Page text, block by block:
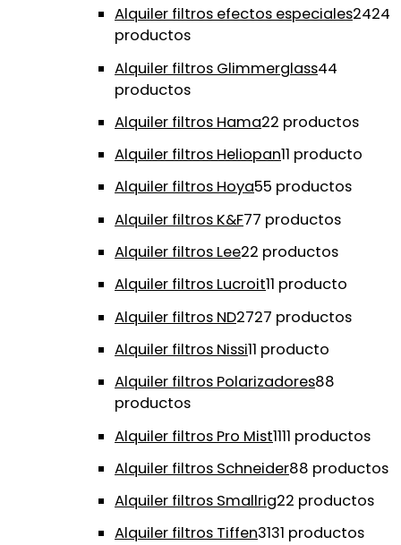
Alquiler filtros efectos especiales2424
productos
Alquiler filtros Glimmerglass44
productos
Alquiler filtros Hama22 productos
Alquiler filtros Heliopan11 producto
Alquiler filtros Hoya55 productos
Alquiler filtros K&F77 productos
Alquiler filtros Lee22 productos
Alquiler filtros Lucroit11 producto
Alquiler filtros ND2727 productos
Alquiler filtros Nissi11 producto
Alquiler filtros Polarizadores88
productos
Alquiler filtros Pro Mist1111 productos
Alquiler filtros Schneider88 productos
Alquiler filtros Smallrig22 productos
Alquiler filtros Tiffen3131 productos